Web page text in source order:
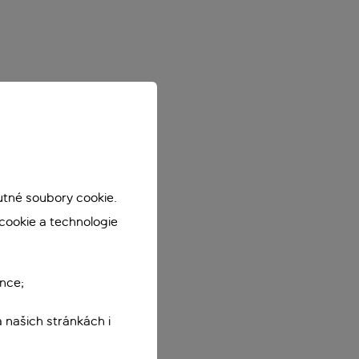
soubory cookie.
a technologie
našich stránkách i